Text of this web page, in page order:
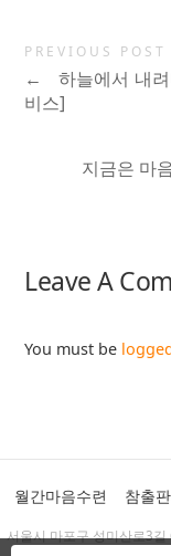
PREVIOUS POST
←
하늘에서 내
비스]
지금은 마
Leave A
You must be
월간마음수련 참출
서울시 마포구 성미산로3